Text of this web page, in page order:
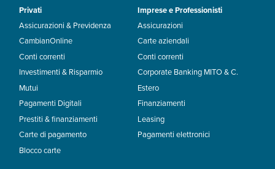
Privati
Assicurazioni & Previdenza
CambianOnline
Conti correnti
Investimenti & Risparmio
Mutui
Pagamenti Digitali
Prestiti & finanziamenti
Carte di pagamento
Blocco carte
Imprese e Professionisti
Assicurazioni
Carte aziendali
Conti correnti
Corporate Banking MITO & C.
Estero
Finanziamenti
Leasing
Pagamenti elettronici